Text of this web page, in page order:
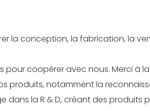
la conception, la fabrication, la
pour coopérer avec nous. Merci
produits, notamment la
dans la R & D, créant des